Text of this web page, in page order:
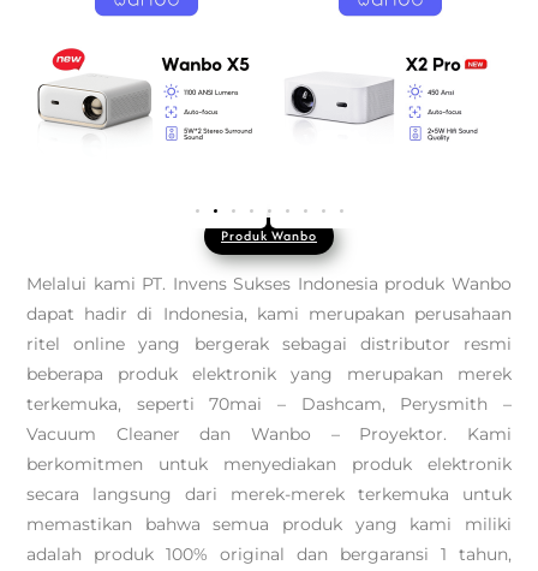
Produk Wanbo
Melalui kami PT. Invens Sukses Indonesia produk Wanbo
dapat hadir di Indonesia, kami merupakan perusahaan
ritel online yang bergerak sebagai distributor resmi
beberapa produk elektronik yang merupakan merek
terkemuka, seperti 70mai – Dashcam, Perysmith –
Vacuum Cleaner dan Wanbo – Proyektor. Kami
berkomitmen untuk menyediakan produk elektronik
secara langsung dari merek-merek terkemuka untuk
memastikan bahwa semua produk yang kami miliki
adalah produk 100% original dan bergaransi 1 tahun,